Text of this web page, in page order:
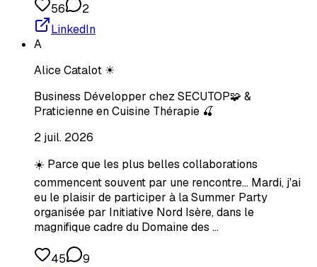
56
2
LinkedIn
A
Alice Catalot ☀
Business Développer chez SECUTOP🧩 &
Praticienne en Cuisine Thérapie 🍒
2 juil. 2026
☀️ Parce que les plus belles collaborations
commencent souvent par une rencontre... Mardi, j'ai
eu le plaisir de participer à la Summer Party
organisée par Initiative Nord Isère, dans le
magnifique cadre du Domaine des …
45
9